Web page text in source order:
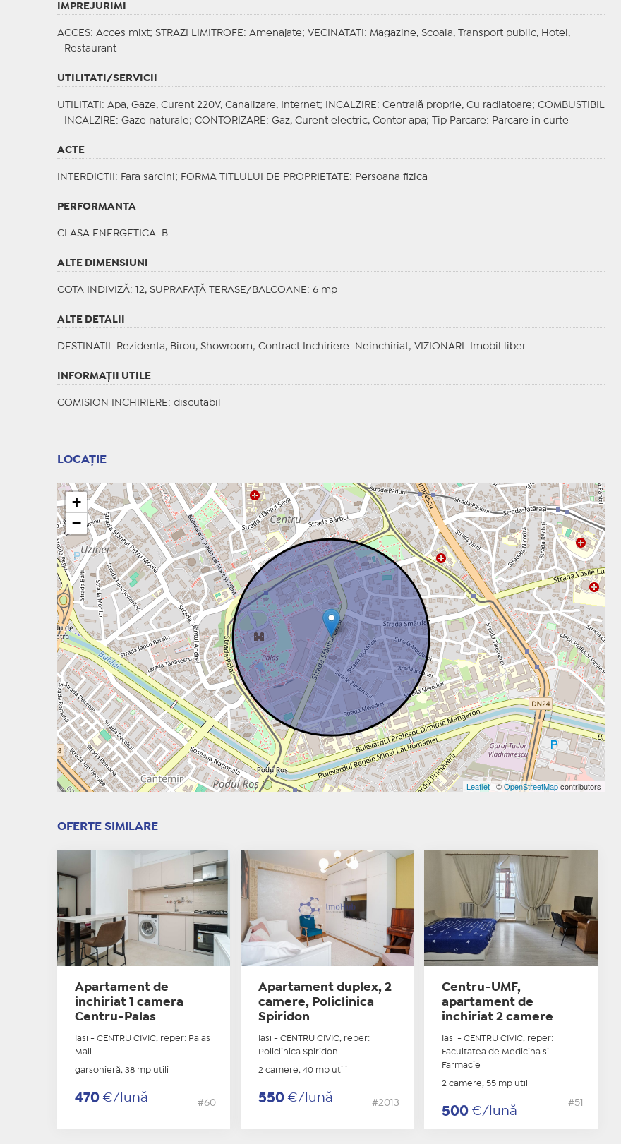
IMPREJURIMI
ACCES: Acces mixt; STRAZI LIMITROFE : Amenajate; VECINATATI
: Magazine, Scoala, Transport public, Hotel,
Restaurant
UTILITATI/SERVICII
UTILITATI : Apa, Gaze, Curent 220V, Canalizare, Internet; INCALZIRE : Centrală proprie, Cu radiatoare; COMBUSTIBIL
INCALZIRE : Gaze naturale; CONTORIZARE : Gaz, Curent electric, Contor apa; Tip Parcare: Parcare in curte
ACTE
INTERDICTII : Fara sarcini; FORMA TITLULUI DE PROPRIETATE : Persoana fizica
PERFORMANTA
CLASA ENERGETICA: B
ALTE DIMENSIUNI
COTA INDIVIZĂ: 12, SUPRAFAȚĂ TERASE/BALCOANE: 6 mp
ALTE DETALII
DESTINATII : Rezidenta, Birou, Showroom; Contract Inchiriere: Neinchiriat; VIZIONARI : Imobil liber
INFORMAŢII UTILE
COMISION INCHIRIERE: discutabil
LOCAȚIE
+
−
Leaflet| ©OpenStreetMapcontributors
OFERTE SIMILARE
Apartament de
inchiriat 1 camera
Centru-Palas
Iasi - CENTRU CIVIC, reper: Palas
Mall
garsonieră, 38 mp utili
470 €/lună #60
Apartament duplex, 2
camere, Policlinica
Spiridon
Iasi - CENTRU CIVIC, reper:
Policlinica Spiridon
2 camere, 40 mp utili
550€/lună #2013
Centru-UMF,
apartament de
inchiriat 2 camere
Iasi - CENTRU CIVIC, reper:
Facultatea de Medicina si
Farmacie
2 camere, 55 mp utili
500€/lună
#51